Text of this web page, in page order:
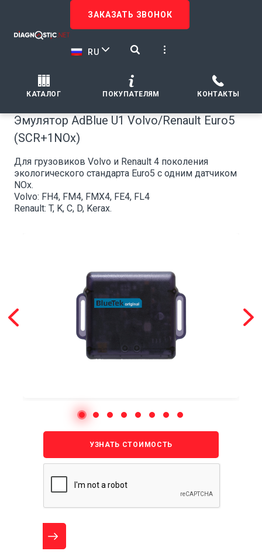
ЗАКАЗАТЬ ЗВОНОК
RU
КАТАЛОГ ПОКУПАТЕЛЯМ КОНТАКТЫ
УЗНАТЬ СТОИМОСТЬ
Эмулятор AdBlue U1 Volvo/Renault Euro5
(SCR+1NOx)
Для грузовиков Volvo и Renault 4 поколения
экологического стандарта Euro5 c одним датчиком
NOx.
Volvo: FH4, FM4, FMX4, FE4, FL4
Renault: T, K, C, D, Kerax.